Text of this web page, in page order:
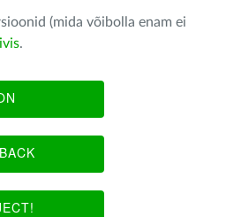
(mida võibolla enam ei
.